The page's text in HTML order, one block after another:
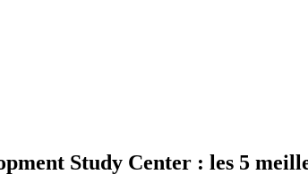
Study Center : les 5